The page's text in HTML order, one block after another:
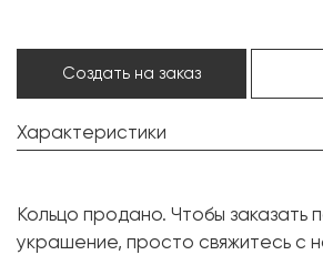
Создать на заказ
Характеристики
Форма огранки:
Кольцо продано. Чтобы заказать
украшение, просто свяжитесь с